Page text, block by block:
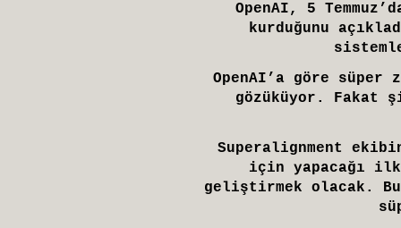
OpenAI, 5
kurduğunu
OpenAI’a göre
gözüküyor. Fakat
Superalignment
için yapacağı ilk
geliştirmek olacak.